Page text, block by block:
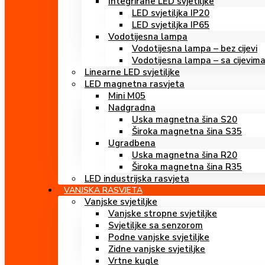
LED svjetiljka IP20
LED svjetiljka IP65
Vodotijesna lampa
Vodotijesna lampa – bez cijevi
Vodotijesna lampa – sa cijevima
Linearne LED svjetiljke
LED magnetna rasvjeta
Mini M05
Nadgradna
Uska magnetna šina S20
Široka magnetna šina S35
Ugradbena
Uska magnetna šina R20
Široka magnetna šina R35
LED industrijska rasvjeta
VANJSKA RASVJETA
Vanjske svjetiljke
Vanjske stropne svjetiljke
Svjetiljke sa senzorom
Podne vanjske svjetiljke
Zidne vanjske svjetiljke
Vrtne kugle